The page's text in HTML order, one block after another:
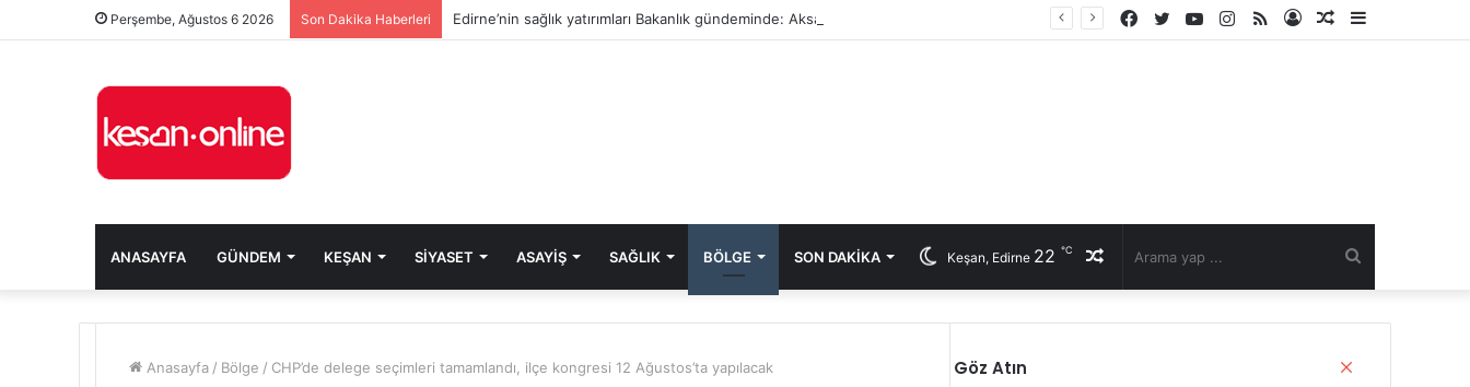
Perşembe, Ağustos 6 2026 Son Dakika Haberleri Edirne’nin sağlık yatırımları Bakanlık gündeminde: Aksal’dan Keşan için iki önemli talep
Kenar
Rastgele
Kayıt
RSS
Instagram
YouTube
Twitter
Facebook
ANASAYFA GÜNDEM KEŞAN SIYASET ASAYIŞ SAĞLIK BÖLGE SON DAKIKA
yap
Rastgele
Makale
Keşan, Edirne 22 ℃
Anasayfa / Bölge / CHP’de delege seçimleri tamamlandı, ilçe kongresi 12 Ağustos’ta yapılacak Göz Atın